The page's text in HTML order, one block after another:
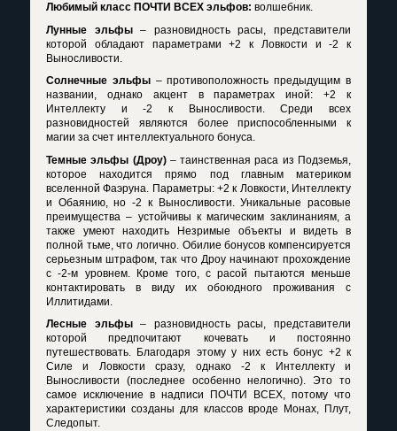
Любимый класс ПОЧТИ ВСЕХ эльфов: волшебник.
Лунные эльфы– разновидность расы, представители
которой обладают параметрами +2 к Ловкости и -2 к
Выносливости.
Солнечные эльфы– противоположность предыдущим в
названии, однако акцент в параметрах иной: +2 к
Интеллекту и -2 к Выносливости. Среди всех
разновидностей являются более приспособленными к
магии за счет интеллектуального бонуса.
Темные эльфы (Дроу)– таинственная раса из Подземья,
которое находится прямо под главным материком
вселенной Фаэруна. Параметры: +2 к Ловкости, Интеллекту
и Обаянию, но -2 к Выносливости. Уникальные расовые
преимущества – устойчивы к магическим заклинаниям, а
также умеют находить Незримые объекты и видеть в
полной тьме, что логично. Обилие бонусов компенсируется
серьезным штрафом, так что Дроу начинают прохождение
с -2-м уровнем. Кроме того, с расой пытаются меньше
контактировать в виду их обоюдного проживания с
Иллитидами.
Лесные эльфы– разновидность расы, представители
которой предпочитают кочевать и постоянно
путешествовать. Благодаря этому у них есть бонус +2 к
Силе и Ловкости сразу, однако -2 к Интеллекту и
Выносливости (последнее особенно нелогично). Это то
самое исключение в надписи ПОЧТИ ВСЕХ, потому что
характеристики созданы для классов вроде Монах, Плут,
Следопыт.